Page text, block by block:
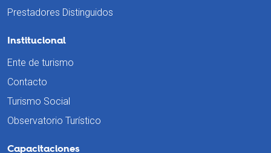
Prestadores Distinguidos
Institucional
Ente de turismo
Contacto
Turismo Social
Observatorio Turístico
Capacitaciones